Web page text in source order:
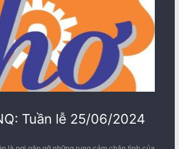
Tuần lễ 25/06/2024